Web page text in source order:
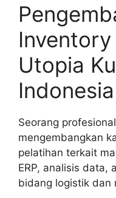
Utopia
Indonesia
Seorang
mengembangkan
pelatihan terkait
ERP, analisis data,
bidang logistik dan